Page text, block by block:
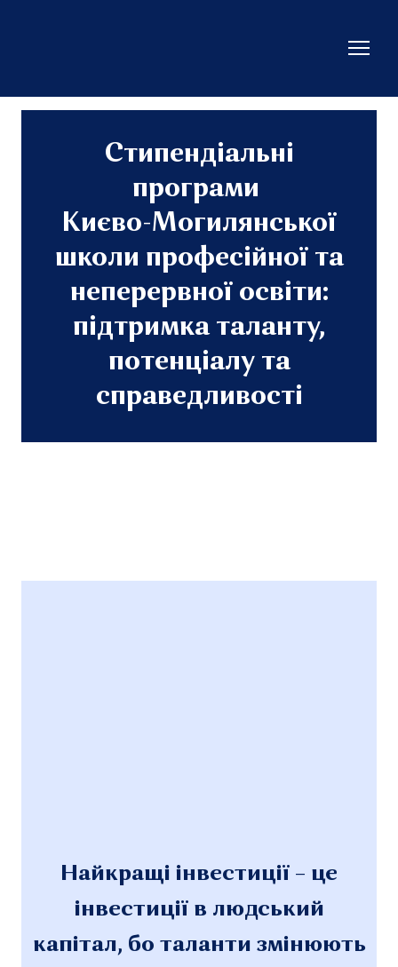
Стипендіальні
програми
Києво-Могилянської
школи професійної та
неперервної освіти:
підтримка таланту,
потенціалу та
справедливості
Найкращі інвестиції – це
інвестиції в людський
капітал, бо таланти змінюють